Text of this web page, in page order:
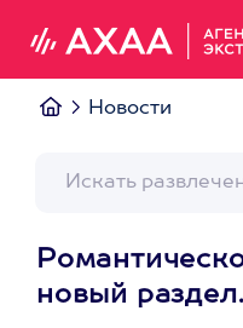
Новости
новый раздел.